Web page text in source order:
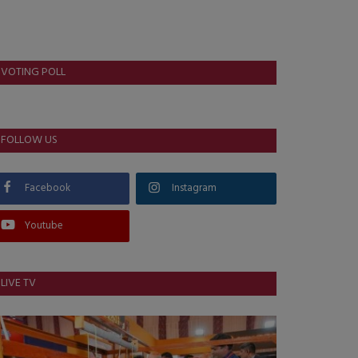
VOTING POLL
FOLLOW US
Facebook Instagram
Youtube
LIVE TV